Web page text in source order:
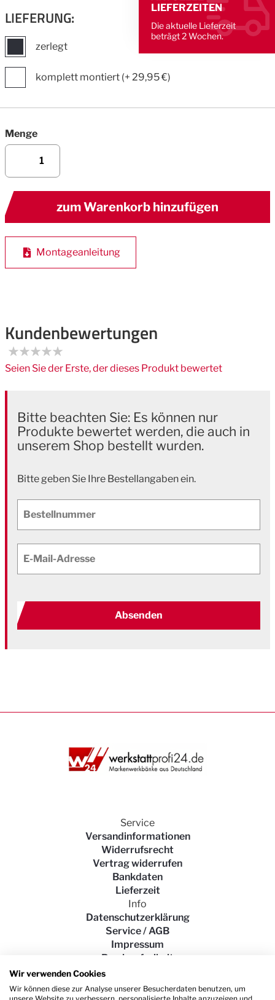
LIEFERZEITEN
Die aktuelle Lieferzeit
beträgt 2 Wochen.
LIEFERUNG:
zerlegt
komplett montiert (+ 29,95 €)
Menge
zum Warenkorb hinzufügen
Montageanleitung
Kundenbewertungen
Seien Sie der Erste, der dieses Produkt bewertet
Bitte beachten Sie: Es können nur
Produkte bewertet werden, die auch in
unserem Shop bestellt wurden.
Bitte geben Sie Ihre Bestellangaben ein.
Bestellnummer
E-Mail-Adresse
Absenden
Getränkekisten-
Angezeigter Name
Titel der Beschreibung
Service
Versandinformationen
Widerrufsrecht
Vertrag widerrufen
Bankdaten
Lieferzeit
Info
Datenschutzerklärung
Service / AGB
Impressum
Barrierefreiheit
Wir verwenden Cookies
Wir können diese zur Analyse unserer Besucherdaten benutzen, um